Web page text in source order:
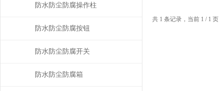
防水防尘防腐操作柱
防水防尘防腐按钮
防水防尘防腐开关
防水防尘防腐箱
共 1 条记录，当前 1 / 1